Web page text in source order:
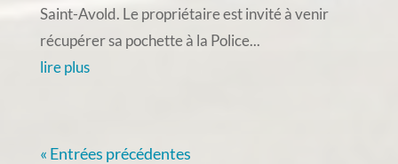
Saint-Avold. Le propriétaire est invité à venir
récupérer sa pochette à la Police...
lire plus
« Entrées précédentes